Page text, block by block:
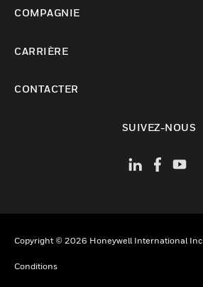
COMPAGNIE
CARRIÈRE
CONTACTER
SUIVEZ-NOUS
Copyright © 2026 Honeywell International Inc
Conditions